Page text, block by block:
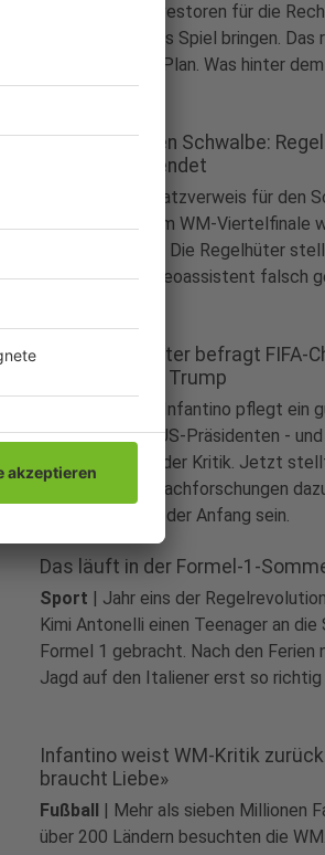
Infantino will Investoren für die
WM-Turnieren ins Spiel bringen.
Kritiker auf den Plan. Was hinter
steckt.
Gelb-Rot wegen Schwalbe:
falsch angewendet
Der Platzverweis für den
Breel Emobolo im WM-Viertelfinale
großer Aufreger. Die Regelhüter
klar, was der Videoassistent falsch
US-Abgeordneter befragt FIFA-
Kontakten mit Trump
Gianni Infantino pflegt ein
Verhältnis zum US-Präsidenten -
auch deshalb in der Kritik. Jetzt
Abgeordneter Nachforschungen
das könnte erst der Anfang sein.
Das läuft in der Formel-1-
Sport | Jahr eins der
Kimi Antonelli einen Teenager an
Formel 1 gebracht. Nach den Ferien
Jagd auf den Italiener erst so richtig
Infantino weist WM-Kritik
braucht Liebe»
Fußball | Mehr als sieben Millionen
über 200 Ländern besuchten die